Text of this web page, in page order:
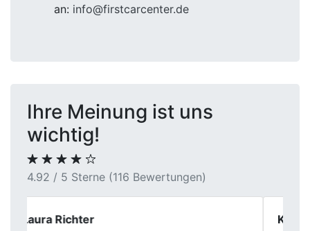
an: info@firstcarcenter.de
Ihre Meinung ist uns
wichtig!
4.92 / 5 Sterne (116 Bewertungen)
Kira Möller